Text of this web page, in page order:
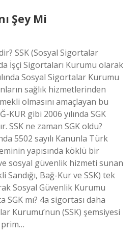
Şey Mi
SSK (Sosyal Sigortalar
İşçi Sigortaları Kurumu olarak
Sosyal Sigortalar Kurumu
sağlık hizmetlerinden
olmasını amaçlayan bu
gibi 2006 yılında SGK
SSK ne zaman SGK oldu?
5502 sayılı Kanunla Türk
yapısında köklü bir
sosyal güvenlik hizmeti sunan
Sandığı, Bağ-Kur ve SSK) tek
Sosyal Güvenlik Kurumu
SGK mı? 4a sigortası daha
Kurumu’nun (SSK) şemsiyesi
prim…